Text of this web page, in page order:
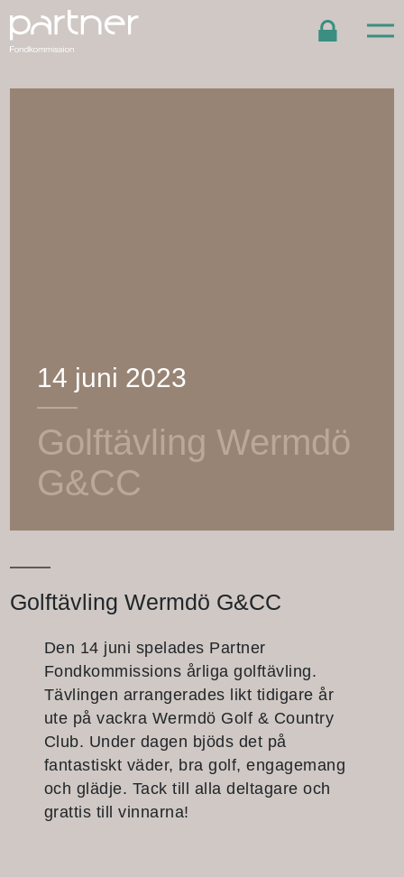
14 juni 2023
Golftävling Wermdö
G&CC
Golftävling Wermdö G&CC
Den 14 juni spelades Partner
Fondkommissions årliga golftävling.
Tävlingen arrangerades likt tidigare år
ute på vackra Wermdö Golf & Country
Club. Under dagen bjöds det på
fantastiskt väder, bra golf, engagemang
och glädje. Tack till alla deltagare och
grattis till vinnarna!